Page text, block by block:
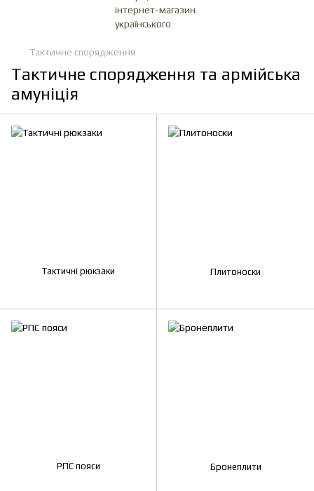
Тактичне спорядження
Тактичне спорядження та армійська
амуніція
Тактичні рюкзаки Плитоноски
РПС пояси Бронеплити